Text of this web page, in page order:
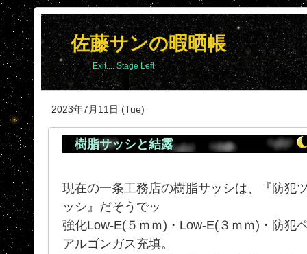
佐藤サンの暇晒帳
Exit.... Stage Left
2023年7月11日 (Tue)
樹脂サッシと結露
現在の一条工務店の樹脂サッシは、『防犯
ッシ』だそうでッ
強化Low-E(５ｍｍ)・Low-E(３ｍｍ)・防犯
アルゴンガス充填。